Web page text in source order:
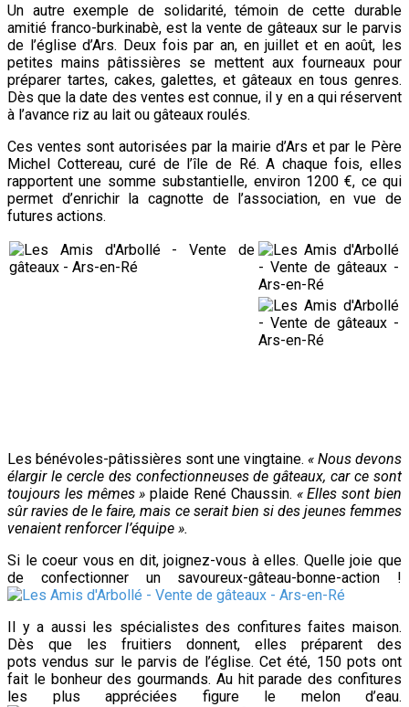
Un autre exemple de solidarité, témoin de cette durable
amitié franco-burkinabè, est la vente de gâteaux sur le parvis
de l’église d’Ars. Deux fois par an, en juillet et en août, les
petites mainspâtissières se mettent aux fourneaux pour
préparer tartes, cakes, galettes, et gâteaux en tous genres.
Dès que la date des ventes est connue, il y en a qui réservent
à l’avance riz au lait ou gâteaux roulés.
Ces ventes sont autorisées par la mairie d’Ars et par le Père
Michel Cottereau, curé de l’île de Ré. A chaque fois, elles
rapportent une somme substantielle, environ 1200 €, ce qui
permet d’enrichir la cagnotte de l’association, en vue de
futures actions.
Les bénévoles-pâtissières sont une vingtaine. « Nous devons
élargir le cercle des confectionneuses de gâteaux, car ce sont
toujours les mêmes » plaide René Chaussin. « Elles sont bien
sûr ravies de le faire, mais ce serait bien si des jeunes femmes
venaient renforcer l’équipe ».
Si le coeur vous en dit, joignez-vous à elles. Quelle joie que
de confectionner un savoureux-gâteau-bonne-action !
Il y a aussi les spécialistes des confitures faites maison.
Dès que les fruitiers donnent, elles préparent des
pots vendus sur le parvis de l’église. Cet été, 150 pots ont
fait le bonheur des gourmands. Au hit parade des confitures
les plus appréciées figure le melon d’eau.